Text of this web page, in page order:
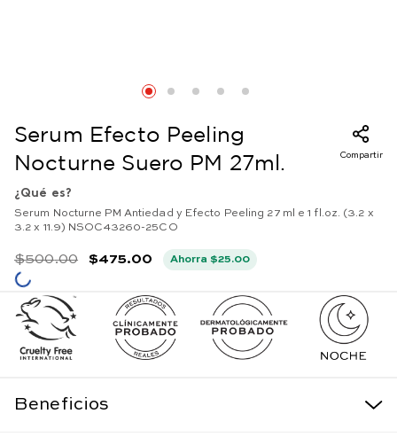
Serum Efecto Peeling
Nocturne Suero PM 27ml.
Compartir
¿Qué es?
Serum Nocturne PM Antiedad y Efecto Peeling 27 ml e 1 fl.oz. (3.2 x
3.2 x 11.9) NSOC43260-25CO
$500.00 $475.00 Ahorra$25.00
Beneficios